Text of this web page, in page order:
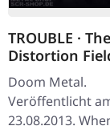
TROUBLE · The
Distortion
Doom Metal.
Veröffentlicht
23.08.2013.